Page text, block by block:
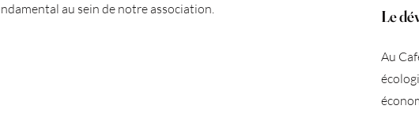
au sein de notre association.
Le
Au